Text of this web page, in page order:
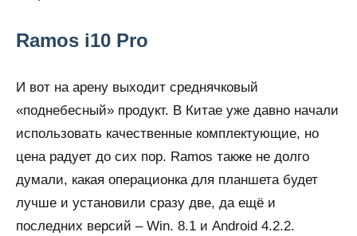
Ramos i10 Pro
И вот на арену выходит среднячковый
«поднебесный» продукт. В Китае уже давно начали
использовать качественные комплектующие, но
цена радует до сих пор. Ramos также не долго
думали, какая операционка для планшета будет
лучше и установили сразу две, да ещё и
последних версий – Win. 8.1 и Android 4.2.2.